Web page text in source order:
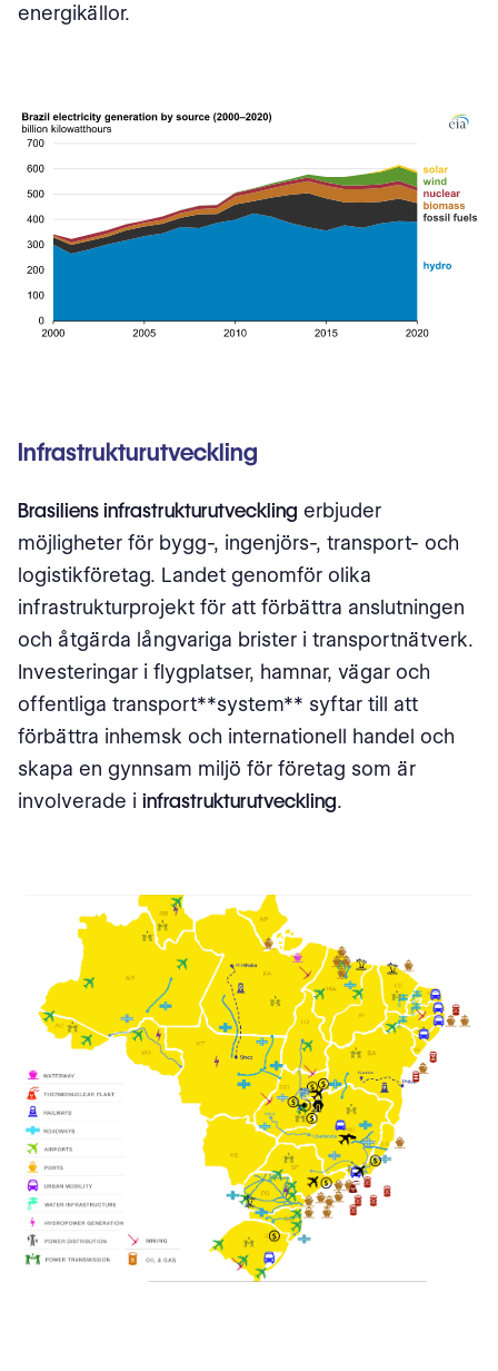
energikällor.
Infrastrukturutveckling
Brasiliens infrastrukturutveckling erbjuder
möjligheter för bygg-, ingenjörs-, transport- och
logistikföretag. Landet genomför olika
infrastrukturprojekt för att förbättra anslutningen
och åtgärda långvariga brister i transportnätverk.
Investeringar i flygplatser, hamnar, vägar och
offentliga transport**system** syftar till att
förbättra inhemsk och internationell handel och
skapa en gynnsam miljö för företag som är
involverade i infrastrukturutveckling.